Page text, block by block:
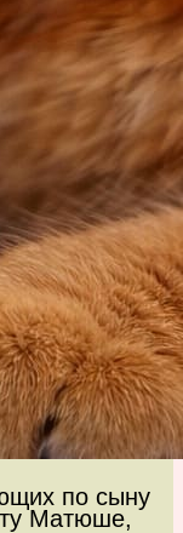
по сыну
Матюше,